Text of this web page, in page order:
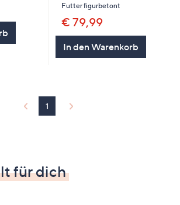
Futter figurbetont
€ 79,99
In den Warenkorb
1
für dich